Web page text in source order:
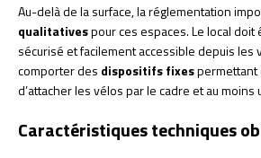
Au-delà de la surface, la réglementation
qualitativespour ces espaces. Le local
sécurisé et facilement accessible depuis les
comporter des dispositifs fixespermettant
d’attacher les vélos par le cadre et au moins
Caractéristiques techniques